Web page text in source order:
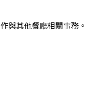
與其他餐廳相關事務。